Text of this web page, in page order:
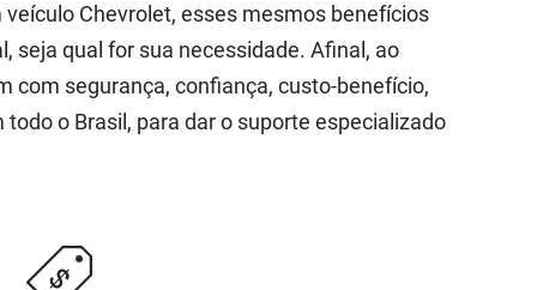
Chevrolet, esses mesmos benefícios
seja qual for sua necessidade. Afinal, ao
com segurança, confiança, custo-benefício,
o Brasil, para dar o suporte especializado